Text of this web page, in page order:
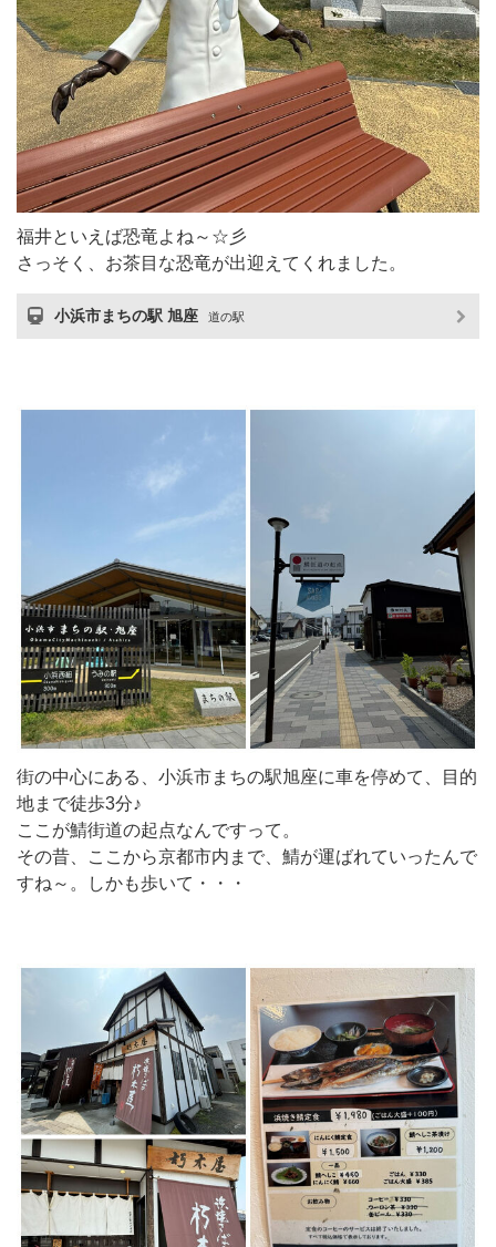
福井といえば恐竜よね～☆彡
さっそく、お茶目な恐竜が出迎えてくれました。
小浜市まちの駅 旭座 道の駅
街の中心にある、小浜市まちの駅旭座に車を停めて、目的
地まで徒歩3分♪
ここが鯖街道の起点なんですって。
その昔、ここから京都市内まで、鯖が運ばれていったんで
すね～。しかも歩いて・・・